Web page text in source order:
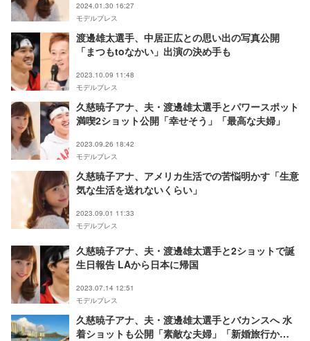
2024.01.30 16:27
モデルプレス
渡邊雄太選手、中居正広との思い出の写真公開
「まつもtoなかい」出演の決め手も
2023.10.09 11:48
モデルプレス
久慈暁子アナ、夫・渡邊雄太選手とパワースポット
満喫2ショット公開「幸せそう」「最高な夫婦」
2023.09.26 18:42
モデルプレス
久慈暁子アナ、アメリカ生活での苦悩明かす「生意
気な生活を送れないくらい」
2023.09.01 11:33
モデルプレス
久慈暁子アナ、夫・渡邊雄太選手と2ショットで誕
生日報告 LAから日本に帰国
2023.07.14 12:51
モデルプレス
久慈暁子アナ、夫・渡邊雄太選手とバカンスへ 水
着ショットも公開「素敵な夫婦」「新婚旅行か